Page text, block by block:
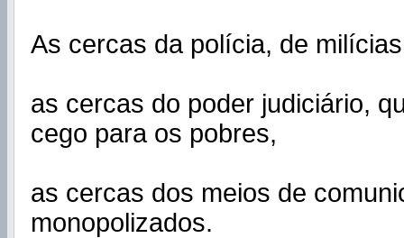
As cercas da polícia, de
as cercas do poder judiciário,
cego para os pobres,
as cercas dos meios de
monopolizados.